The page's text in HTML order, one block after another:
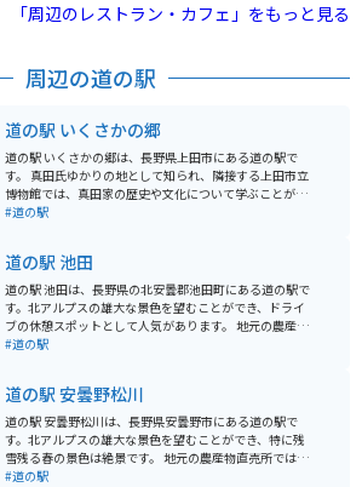
います。男女の入浴エリ
、入浴は7時45分ま
っています。朝風呂は30
くり楽しむことができま
強く、とても美味しいで
「周辺のレストラン・カフェ」をもっと見る
周辺の道の駅
道の駅 いくさかの郷
道の駅 いくさかの郷は、長野県上田市にある道の駅で
す。 真田氏ゆかりの地として知られ、隣接する上田市立
博物館では、真田家の歴史や文化について学ぶことがで
きます。 また、地元の農産物直売所では、新鮮な野菜や
周辺には、真田氏本城跡や上田城跡公園など、歴史的な
観光スポットも点在しています。 特に、上田城跡公園は
桜の名所としても知られており、春には多くの人で賑わ
います。 道の駅 いくさかの郷は、歴史と自然を感じなが
ら、地元の味覚を楽しむことができるスポットです。
#道の駅
道の駅 池田
道の駅 池田は、長野県の北安曇郡池田町にある道の駅で
す。北アルプスの雄大な景色を望むことができ、ドライ
ブの休憩スポットとして人気があります。 地元の農産物
が販売されている直売所があり、新鮮な野菜や果物を購
イクに乗っている方は、道の駅のすぐ近くにある大峰高
原に立ち寄ってみてください。ここは、日本一の星空ス
ポットとして有名で、夜には満天の星空を楽しむことが
できます。道の駅には、バイク専用の駐車場も用意され
ています。
#道の駅
道の駅 安曇野松川
道の駅 安曇野松川は、長野県安曇野市にある道の駅で
す。北アルプスの雄大な景色を望むことができ、特に残
雪残る春の景色は絶景です。 地元の農産物直売所では、
新鮮な野菜や果物を購入できます。安曇野産のわさび
#道の駅